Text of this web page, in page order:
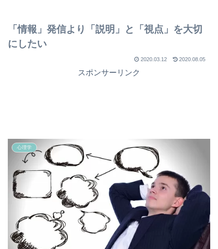
バム全紹介
「情報」発信より「説明」と「視点」を大切
にしたい
2020.03.12 2020.08.05
スポンサーリンク
心理学